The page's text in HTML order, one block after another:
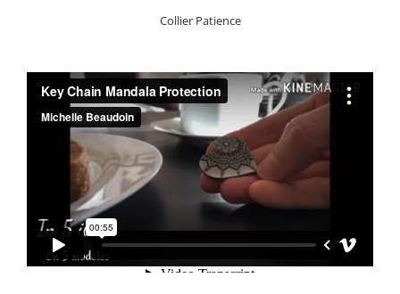
Collier Patience